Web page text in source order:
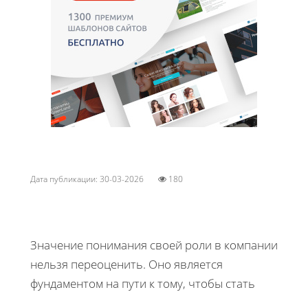
Дата публикации: 30-03-2026 180
Значение понимания своей роли в компании
нельзя переоценить. Оно является
фундаментом на пути к тому, чтобы стать